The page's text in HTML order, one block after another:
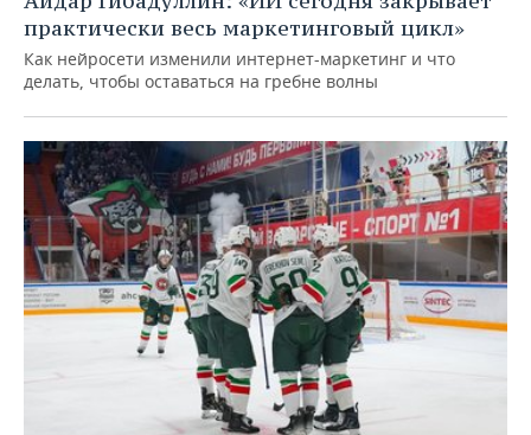
практически весь маркетинговый цикл»
Как нейросети изменили интернет-маркетинг и что
делать, чтобы оставаться на гребне волны